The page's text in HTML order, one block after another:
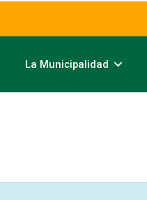
La Municipalidad